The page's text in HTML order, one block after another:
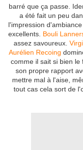
barré que ça passe.
a été fait un peu
l'impression
excellents. Bouli
assez savoureux.
Aurélien Recoing
comme il sait si bien
son propre rapport
mettre mal à l'aise,
tout cas cela sort de